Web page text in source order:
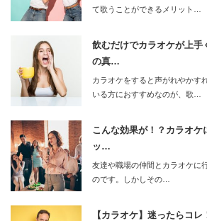
て歌うことができるメリット…
飲むだけでカラオケが上手
の真…
カラオケをすると声がれやかす
いる方におすすめなのが、歌…
こんな効果が！？カラオケ
ッ…
友達や職場の仲間とカラオケに
のです。しかしその…
【カラオケ】迷ったらコ